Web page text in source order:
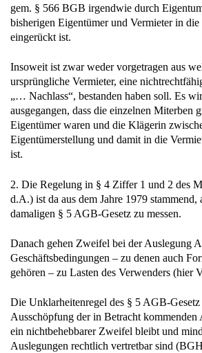
gem. § 566 BGB irgendwie durch
bisherigen Eigentümer und Vermieter in
eingerückt ist.
Insoweit ist zwar weder vorgetragen aus
ursprüngliche Vermieter, eine
„… Nachlass“, bestanden haben soll. Es
ausgegangen, dass die einzelnen Miterben
Eigentümer waren und die Klägerin
Eigentümerstellung und damit in die
ist.
2. Die Regelung in § 4 Ziffer 1 und 2 des
d.A.) ist da aus dem Jahre 1979 stammend,
damaligen § 5 AGB-Gesetz zu messen.
Danach gehen Zweifel bei der Auslegung
Geschäftsbedingungen – zu denen auch
gehören – zu Lasten des Verwenders (hier
Die Unklarheitenregel des § 5 AGB-
Ausschöpfung der in Betracht kommenden
ein nichtbehebbarer Zweifel bleibt und
Auslegungen rechtlich vertretbar sind